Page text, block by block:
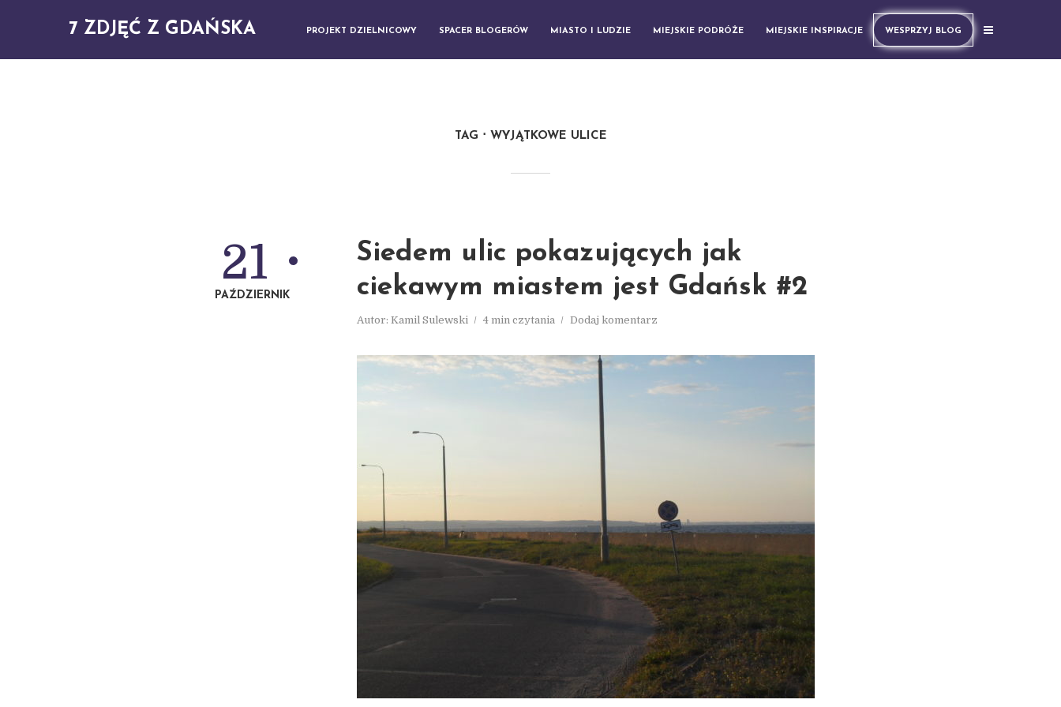
7 ZDJĘĆ Z GDAŃSKA PROJEKT DZIELNICOWY SPACER BLOGERÓW MIASTO I LUDZIE MIEJSKIE PODRÓŻE MIEJSKIE INSPIRACJE WESPRZYJ BLOG
TAG WYJĄTKOWE ULICE
Siedem ulic pokazujących jak
ciekawym miastem jest Gdańsk #2
Autor: Kamil Sulewski 4 min czytania Dodaj komentarz
21
PAŹDZIERNIK